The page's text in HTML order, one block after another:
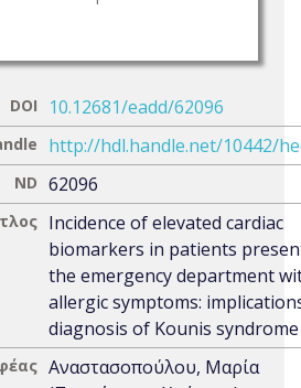
DOI 10.12681/eadd/62096
http://hdl.handle.net/10442/
ND 62096
Incidence of elevated cardiac
biomarkers in patients
the emergency department
allergic symptoms:
diagnosis of Kounis syndrome
Αναστασοπούλου, Μαρία